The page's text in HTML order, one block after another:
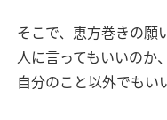
そこで、恵方巻きの願
人に言ってもいいのか
自分のこと以外でもい